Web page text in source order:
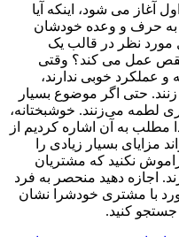
آغاز می شود، اینکه آیا
به حرف و وعده خودشان
مورد نظر در قالب یک
عمل می کند؟ وقتی
عملکرد خوبی ندارند،
حتی اگر موضوع بسیار
لطمه می‌زنند. خوشبختانه،
مطلب به آن اشاره کردیم از
بسیار زیادی را
نکنید که مشتریان
اجازه دهید منحصر به فرد
با مشتری خودشرا نشان
جستجو کنید.